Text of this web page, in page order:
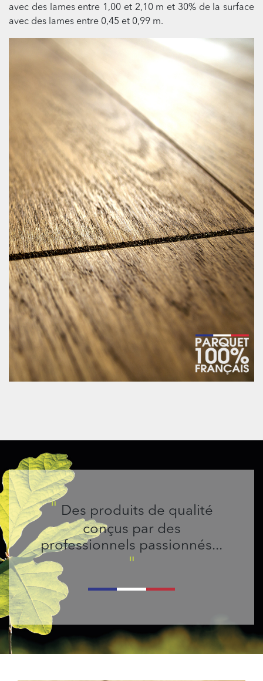
avec des lames entre 1,00 et 2,10 m et 30% de la surface
avec des lames entre 0,45 et 0,99 m.
" Des produits de qualité
conçus par des
professionnels passionnés...
"